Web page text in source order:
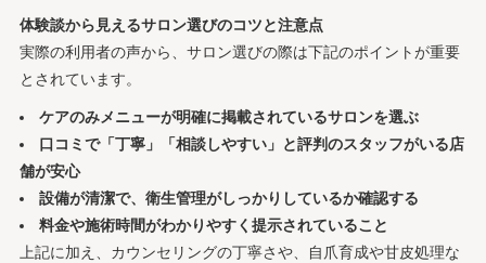
体験談から見えるサロン選びのコツと注意点
実際の利用者の声から、サロン選びの際は下記のポイントが重要
とされています。
ケアのみメニューが明確に掲載されているサロンを選ぶ
口コミで「丁寧」「相談しやすい」と評判のスタッフがいる店
舗が安心
設備が清潔で、衛生管理がしっかりしているか確認する
料金や施術時間がわかりやすく提示されていること
上記に加え、カウンセリングの丁寧さや、自爪育成や甘皮処理な